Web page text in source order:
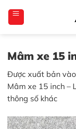
qua
Mâm xe 15
Được xuất bản vào
Mâm xe 15 inch –
thông số khác